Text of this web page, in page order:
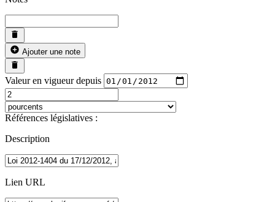
Ajouter une note
Valeur en vigueur depuis
Références législatives :
Description
Lien URL